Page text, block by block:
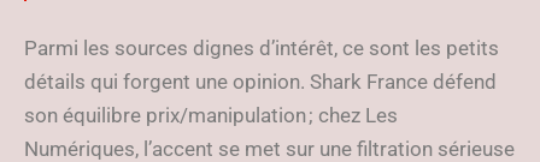
Parmi les sources dignes d’intérêt, ce sont les petits
détails qui forgent une opinion. Shark France défend
son équilibre prix/manipulation ; chez Les
Numériques, l’accent se met sur une filtration sérieuse